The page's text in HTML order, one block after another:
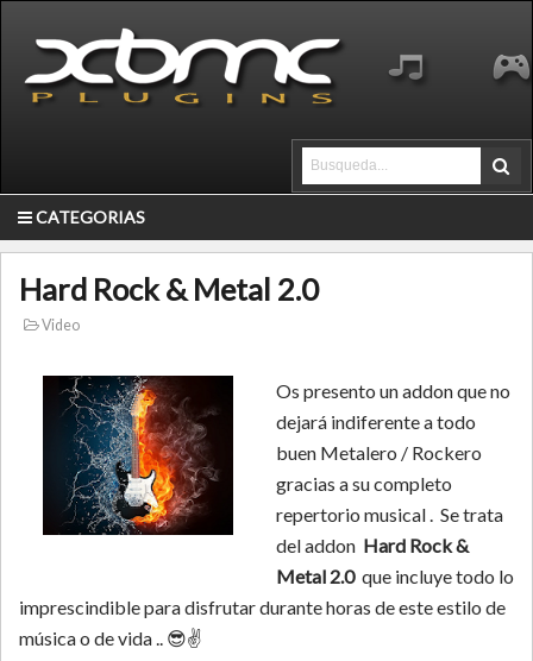
CATEGORIAS
Hard Rock & Metal 2.0
Video
Os presento un addon que no
dejará indiferente a todo
buen Metalero / Rockero
gracias a su completo
repertorio musical . Se trata
del addon Hard Rock &
Metal 2.0que incluye todo lo
imprescindible para disfrutar durante horas de este estilo de
música o de vida .. 😎✌